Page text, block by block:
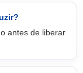
antes de liberar